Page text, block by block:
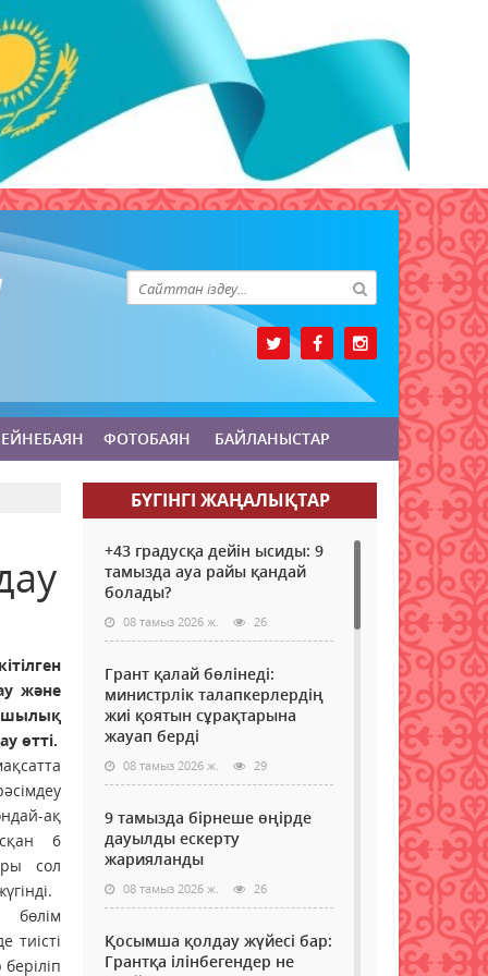
ФОТОБАЯН БАЙЛАНЫСТАР
және
өтті.
ақ
6
сол
тиісті
БҮГІНГI ЖАҢАЛЫҚТАР
+43 градусқа дейін ысиды: 9
тамызда ауа райы қандай
болады?
08 тамыз 2026 ж. 26
Грант қалай бөлінеді:
министрлік талапкерлердің
жиі қоятын сұрақтарына
жауап берді
08 тамыз 2026 ж. 29
9 тамызда бірнеше өңірде
дауылды ескерту
жарияланды
08 тамыз 2026 ж. 26
Қосымша қолдау жүйесі бар:
Грантқа ілінбегендер не